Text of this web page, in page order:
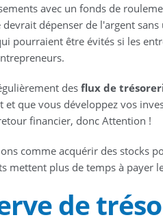
avec un fonds de
dépenser de l'argent
pourraient être évités si les
des flux de
que vous développez vos
financier, donc Attention !
comme acquérir des stocks
mettent plus de temps à payer
de